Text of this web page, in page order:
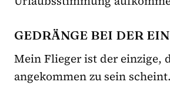
GEDRÄNGE BEI DER
Mein Flieger ist der einzige,
angekommen zu sein